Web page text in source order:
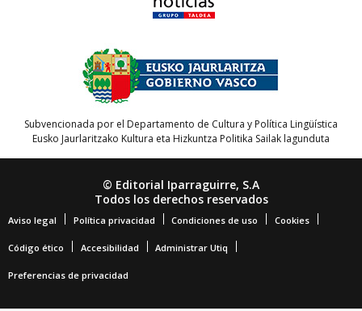
Subvencionada por el Departamento de Cultura y Política Lingüística
Eusko Jaurlaritzako Kultura eta Hizkuntza Politika Sailak lagunduta
© Editorial Iparraguirre, S.A
Todos los derechos reservados
Aviso legal Política privacidad Condiciones de uso Cookies
Código ético Accesibilidad Administrar Utiq
Preferencias de privacidad